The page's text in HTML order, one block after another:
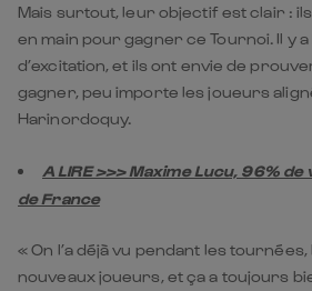
Mais surtout, leur objectif est clair :
en main pour gagner ce Tournoi. Il y
d’excitation, et ils ont envie de
gagner, peu importe les joueurs
Harinordoquy.
A LIRE >>> Maxime Lucu, 96%
de France
« On l’a déjà vu pendant les
nouveaux joueurs, et ça a toujours